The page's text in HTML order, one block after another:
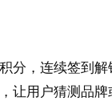
分，连续签到解
让用户猜测品牌